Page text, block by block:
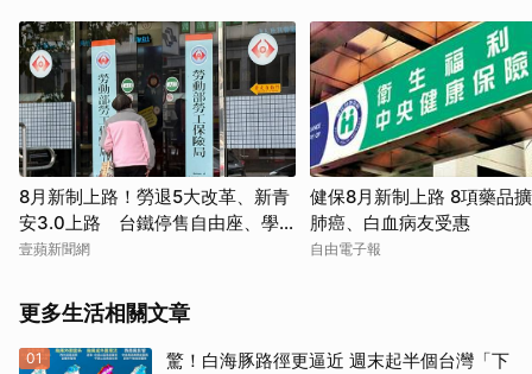
8月新制上路！勞退5大改革、新青
安3.0上路 台鐵停售自由座、學
貸利率降了
壹蘋新聞網
健保8月新制上路 8項藥品
肺癌、白血病友受惠
自由電子報
更多生活相關文章
01
驚！白海豚路徑更逼近 週末起半個台灣「下